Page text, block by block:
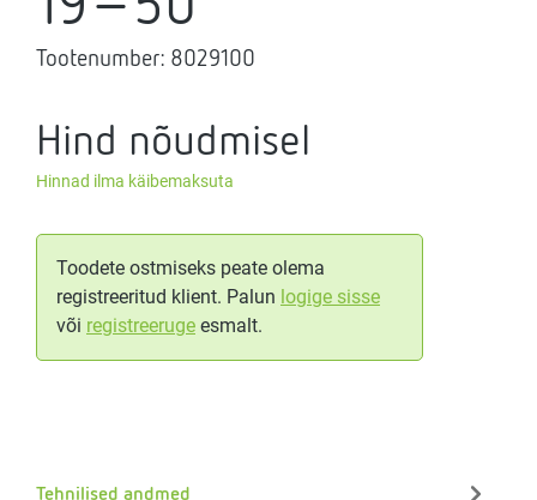
Tootenumber: 8029100
Hind nõudmisel
Hinnad ilma käibemaksuta
Toodete ostmiseks peate olema
registreeritud klient. Palun logige sisse
või registreeruge esmalt.
Tehnilised andmed